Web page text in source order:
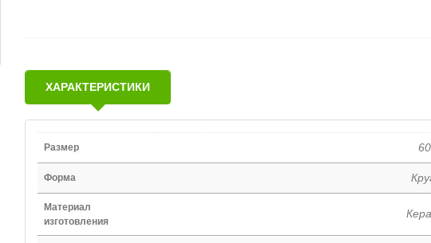
ХАРАКТЕРИСТИКИ
Размер
Форма
Материал
изготовления